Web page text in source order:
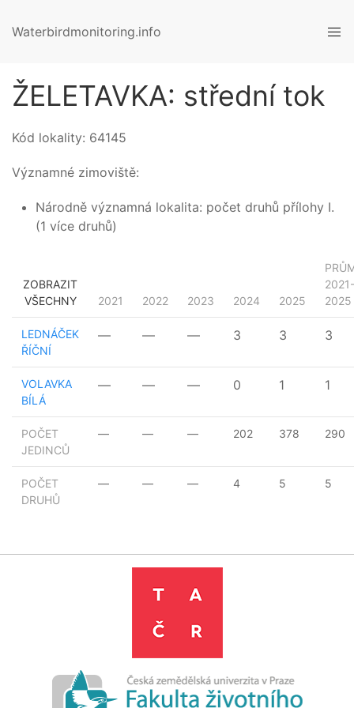
Waterbirdmonitoring.info
ŽELETAVKA: střední tok
Kód lokality: 64145
Významné zimoviště:
Národně významná lokalita: počet druhů přílohy I.
(1 více druhů)
ZOBRAZIT
VŠECHNY
2021 2022 2023 2024 2025
2021-
2025
POČET
JEDINCŮ
— — — 202 378 290
POČET
DRUHŮ
— — — 4 5 5
LEDNÁČEK
ŘÍČNÍ
— — — 3 3 3
VOLAVKA
BÍLÁ
— — — 0 1 1